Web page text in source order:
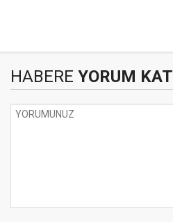
HABERE YORUM KAT